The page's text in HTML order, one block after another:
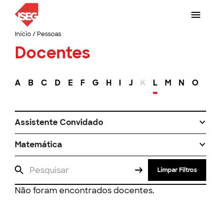
Início/ Pessoas
Docentes
A B C D E F G H I J K L M N O
Assistente Convidado
Matemática
Limpar Filtros
Não foram encontrados docentes.